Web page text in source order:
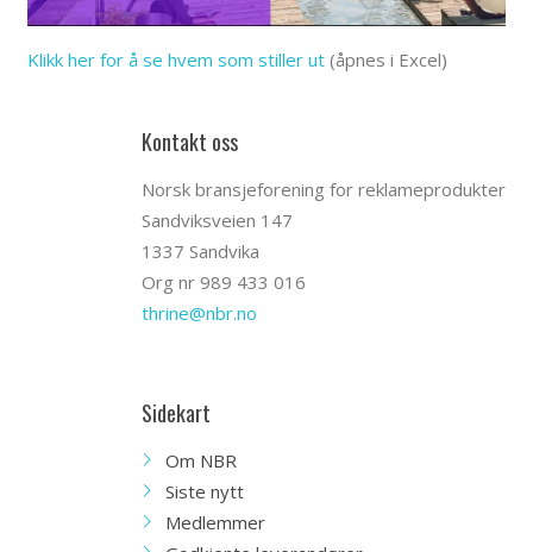
Klikk her for å se hvem som stiller ut (åpnes i Excel)
Kontakt oss
Norsk bransjeforening for reklameprodukter
Sandviksveien 147
1337 Sandvika
Org nr 989 433 016
thrine@nbr.no
Sidekart
Om NBR
Siste nytt
Medlemmer